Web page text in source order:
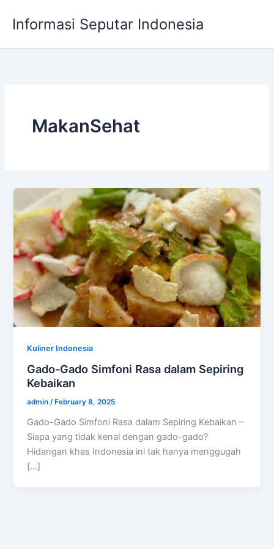
Informasi Seputar Indonesia
MakanSehat
Kuliner Indonesia
Gado-Gado Simfoni Rasa dalam Sepiring
Kebaikan
admin/ February 8, 2025
Gado-Gado Simfoni Rasa dalam Sepiring Kebaikan –
Siapa yang tidak kenal dengan gado-gado?
Hidangan khas Indonesia ini tak hanya menggugah
[…]